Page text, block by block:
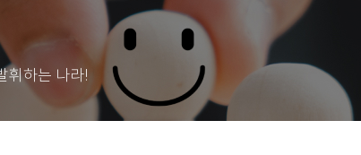
휘하는 나라!